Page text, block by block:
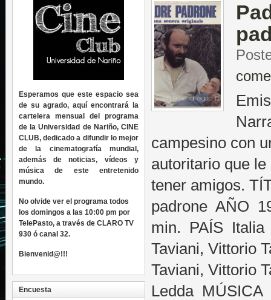
campesino con
autoritario que
tener amigos.
padrone AÑO
min. PAÍS Italia
Taviani, Vittorio
Taviani, Vittorio
Ledda
Esperamos que este espacio sea
de su agrado, aquí encontrará la
cartelera mensual del programa
de la Universidad de Nariño, CINE
CLUB, dedicado a difundir lo mejor
de la cinematografía mundial,
además de noticias, vídeos y
música de este entretenido
mundo.
No olvide ver el programa todos
los domingos a las 10:00 pm por
TelePasto, a través de CLARO TV
930 ó canal 32.
Bienvenid@!!!
Encuesta